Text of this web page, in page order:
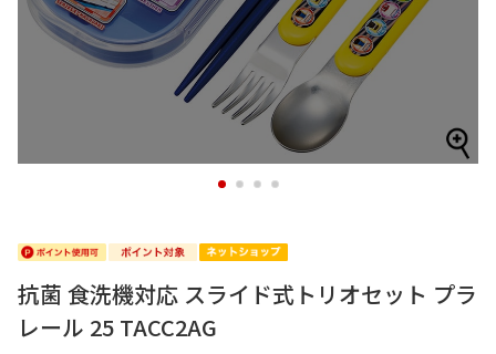
1 2 3 4
抗菌 食洗機対応 スライド式トリオセット プラ
レール 25 TACC2AG